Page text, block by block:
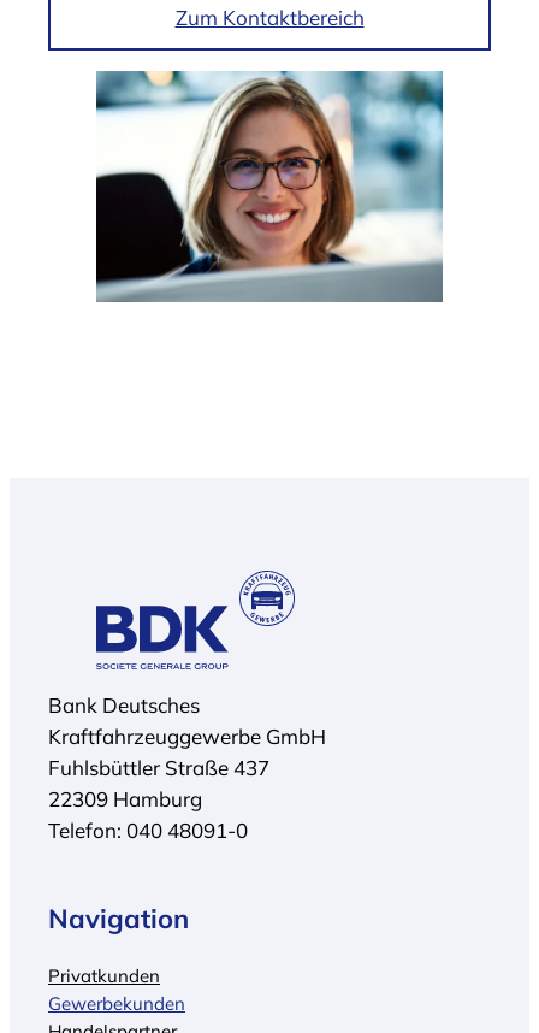
Zum Kontaktbereich
Bank Deutsches
Kraftfahrzeuggewerbe GmbH
Fuhlsbüttler Straße 437
22309 Hamburg
Telefon: 040 48091-0
Navigation
Privatkunden
Gewerbekunden